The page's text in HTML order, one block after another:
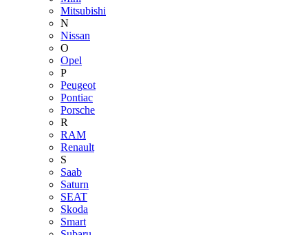
Mitsubishi
N
Nissan
O
Opel
P
Peugeot
Pontiac
Porsche
R
RAM
Renault
S
Saab
Saturn
SEAT
Skoda
Smart